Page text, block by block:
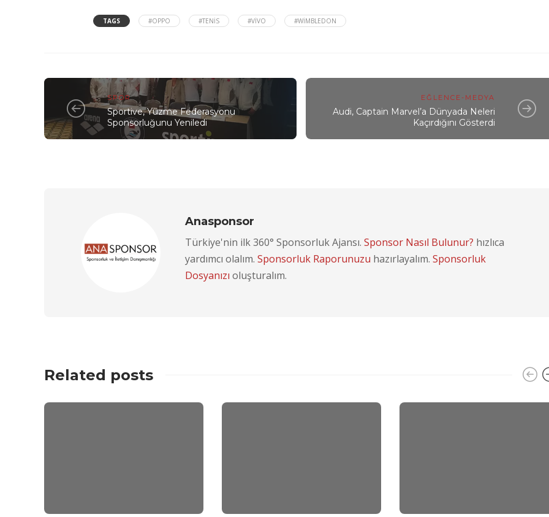
TAGS #OPPO #TENIS #VIVO #WIMBLEDON
SPOR
Sportive, Yüzme Federasyonu
Sponsorluğunu Yeniledi
EĞLENCE-MEDYA
Audi, Captain Marvel’a Dünyada Neleri
Kaçırdığını Gösterdi
Anasponsor
Türkiye'nin ilk 360° Sponsorluk Ajansı. Sponsor Nasıl Bulunur? hızlıca
yardımcı olalım. Sponsorluk Raporunuzu hazırlayalım. Sponsorluk
Dosyanızı oluşturalım.
Related posts